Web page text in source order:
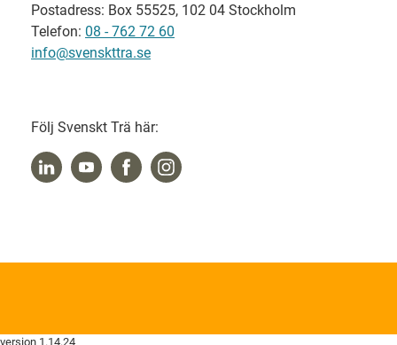
Postadress: Box 55525, 102 04 Stockholm
Telefon: 08 - 762 72 60
info@svenskttra.se
Följ Svenskt Trä här:
version 1.14.24